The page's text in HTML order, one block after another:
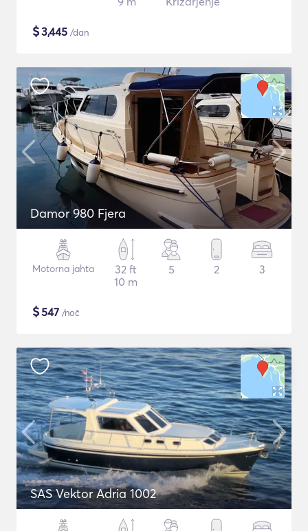
$3,445 /dan
Damor 980 Fjera
Motorna jahta
32 ft
10 m
5 2 3
$547 /noč
SAS Vektor Adria 1002